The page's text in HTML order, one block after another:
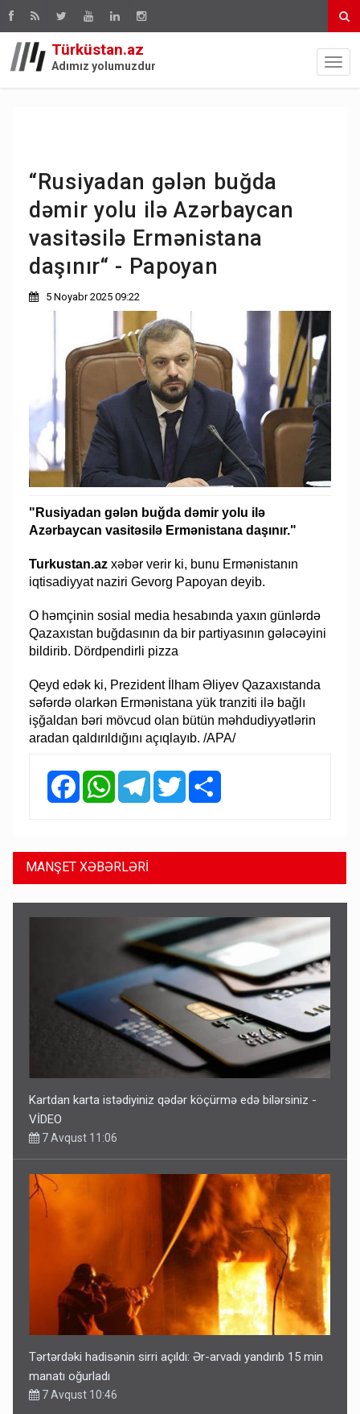
Türküstan.az
Adımız yolumuzdur
“Rusiyadan gələn buğda
dəmir yolu ilə Azərbaycan
vasitəsilə Ermənistana
daşınır“ - Papoyan
5 Noyabr 2025 09:22
"Rusiyadan gələn buğda dəmir yolu ilə
Azərbaycan vasitəsilə Ermənistana daşınır."
Turkustan.azxəbər verir ki, bunu Ermənistanın
iqtisadiyyat naziri Gevorg Papoyan deyib.
O həmçinin sosial media hesabında yaxın günlərdə
Qazaxıstan buğdasının da bir partiyasının gələcəyini
bildirib. Dördpendirli pizza
Qeyd edək ki, Prezident İlham Əliyev Qazaxıstanda
səfərdə olarkən Ermənistana yük tranziti ilə bağlı
işğaldan bəri mövcud olan bütün məhdudiyyətlərin
aradan qaldırıldığını açıqlayıb. /APA/
FacebookWhatsAppTelegramTwitter
MANŞET XƏBƏRLƏRİ
Kartdan karta istədiyiniz qədər köçürmə edə bilərsiniz -
VİDEO
7 Avqust 11:06
Tərtərdəki hadisənin sirri açıldı: Ər-arvadı yandırıb 15 min
manatı oğurladı
7 Avqust 10:46